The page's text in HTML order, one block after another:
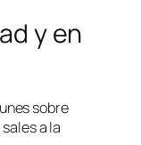
y en
sobre
a la